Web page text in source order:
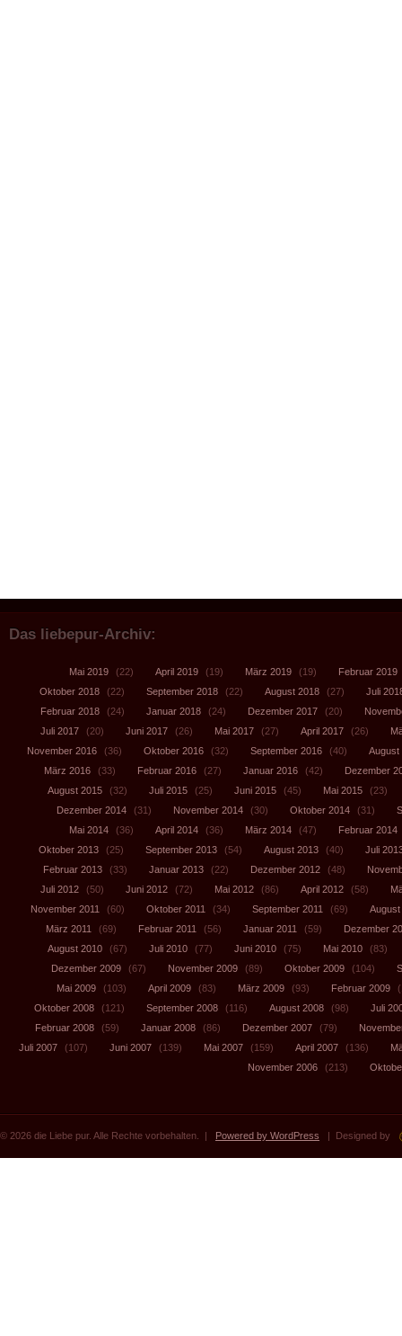
Das liebepur-Archiv:
Mai 2019 (22) April 2019 (19) März 2019 (19) Februar 2019
Oktober 2018
(22) September 2018 (22) August 2018 (27)
Juli
Februar 2018
(24) Januar 2018 (24) Dezember 2017 (20)
Juli 2017
(20) Juni 2017 (26) Mai 2017 (27) April 2017 (26)
November 2016
(36) Oktober 2016 (32) September 2016 (40)
August
März 2016
(33) Februar 2016 (27) Januar 2016 (42)
Dezember
August 2015
(32) Juli 2015 (25) Juni 2015 (45) Mai 2015
(23)
Dezember 2014
(31) November 2014 (30) Oktober 2014 (31)
Mai 2014
(36) April 2014 (36) März 2014 (47) Februar 2014
Oktober 2013
(25) September 2013 (54) August 2013 (40)
Juli
Februar 2013
(33) Januar 2013 (22) Dezember 2012 (48)
Juli 2012
(50) Juni 2012 (72) Mai 2012 (86) April 2012 (58)
November 2011
(60) Oktober 2011 (34) September 2011 (69)
August
März 2011
(69) Februar 2011 (56) Januar 2011 (59)
Dezember
August 2010
(67) Juli 2010 (77) Juni 2010 (75) Mai 2010
(83)
Dezember 2009
(67) November 2009 (89) Oktober 2009 (104)
Mai 2009
(103) April 2009 (83) März 2009 (93) Februar 2009
Oktober 2008
(121) September 2008 (116) August 2008 (98)
Juli
Februar 2008
(59) Januar 2008 (86) Dezember 2007 (79)
Juli 2007
(107) Juni 2007 (139) Mai 2007 (159) April 2007 (136)
November 2006
(213)
© 2026 die Liebe pur. Alle Rechte vorbehalten. | Powered by WordPress | Designed by